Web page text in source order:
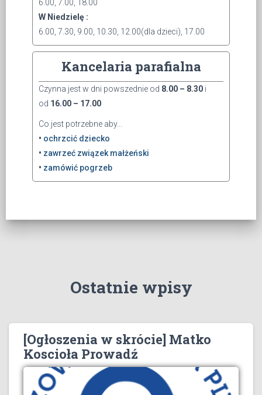
6.00, 7.00, 18.00
W Niedzielę :
6.00, 7.30, 9.00, 10.30, 12.00(dla dzieci), 17.00
Kancelaria parafialna
Czynna jest w dni powszednie od 8.00 – 8.30 i
od 16.00 – 17.00
Co jest potrzebne aby...
• ochrzcić dziecko
• zawrzeć związek małżeński
• zamówić pogrzeb
Ostatnie wpisy
[Ogłoszenia w skrócie] Matko
Koscioła Prowadź